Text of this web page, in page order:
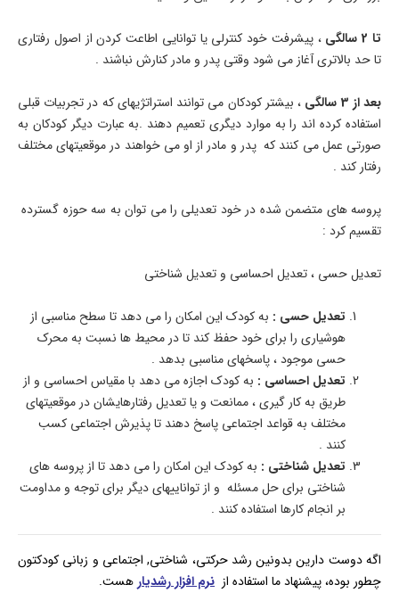
تا 2 سالگی
، پیشرفت خود کنترلی یا توانایی اطاعت کردن از اصول رفتاری
تا حد بالاتری آغاز می شود وقتی پدر و مادر کنارش نباشند .
بعد از 3 سالگی
، بیشتر کودکان می توانند استراتژیهای که در تجربیات قبلی
استفاده کرده اند را به موارد دیگری تعمیم دهند .به عبارت دیگر کودکان به
صورتی عمل می کنند که پدر و مادر از او می خواهند در موقعیتهای مختلف
رفتار کند .
پروسه های متضمن شده در خود تعدیلی را می توان به سه حوزه گسترده
تقسیم کرد :
تعدیل حسی ، تعدیل احساسی و تعدیل شناختی
تعدیل حسی : به کودک این امکان را می دهد تا سطح مناسبی از
هوشیاری را برای خود حفظ کند تا در محیط ها نسبت به محرک
حسی موجود ، پاسخهای مناسبی بدهد .
تعدیل احساسی : به کودک اجازه می دهد با مقیاس احساسی و از
طریق به کار گیری ، ممانعت و یا تعدیل رفتارهایشان در موقعیتهای
مختلف به قواعد اجتماعی پاسخ دهند تا پذیرش اجتماعی کسب
کنند .
تعدیل شناختی : به کودک این امکان را می دهد تا از پروسه های
شناختی برای حل مسئله و از تواناییهای دیگر برای توجه و مداومت
بر انجام کارها استفاده کنند .
اگه دوست دارین بدونین رشد حرکتی، شناختی, اجتماعی و زبانی کودکتون
چطور بوده، پیشنهاد ما استفاده از نرم افزار رشدیار هست.